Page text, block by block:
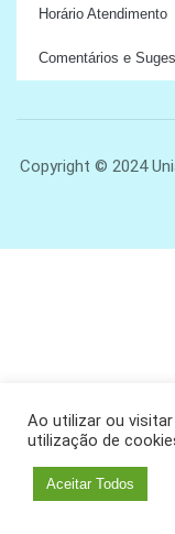
Horário Atendimento
Comentários e
Copyright © 2024
Ao utilizar ou
utilização de
Aceitar Todos